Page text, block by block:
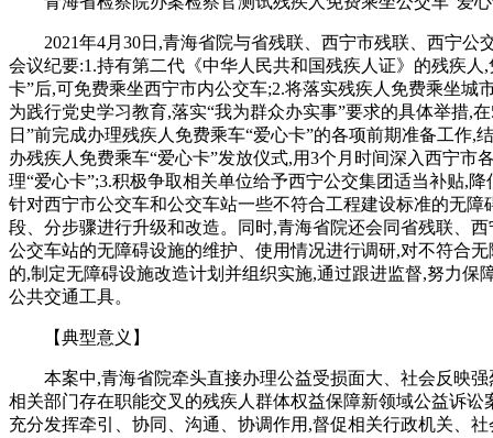
2021年4月30日,青海省院与省残联、西宁市残联、西宁公
会议纪要:1.持有第二代《中华人民共和国残疾人证》的残疾人
卡”后,可免费乘坐西宁市内公交车;2.将落实残疾人免费乘坐城
为践行党史学习教育,落实“我为群众办实事”要求的具体举措,
日”前完成办理残疾人免费乘车“爱心卡”的各项前期准备工作,
办残疾人免费乘车“爱心卡”发放仪式,用3个月时间深入西宁市
理“爱心卡”;3.积极争取相关单位给予西宁公交集团适当补贴,
针对西宁市公交车和公交车站一些不符合工程建设标准的无障
段、分步骤进行升级和改造。同时,青海省院还会同省残联、
公交车站的无障碍设施的维护、使用情况进行调研,对不符合
的,制定无障碍设施改造计划并组织实施,通过跟进监督,努力保
公共交通工具。
【典型意义】
本案中,青海省院牵头直接办理公益受损面大、社会反映
相关部门存在职能交叉的残疾人群体权益保障新领域公益诉讼
充分发挥牵引、协同、沟通、协调作用,督促相关行政机关、